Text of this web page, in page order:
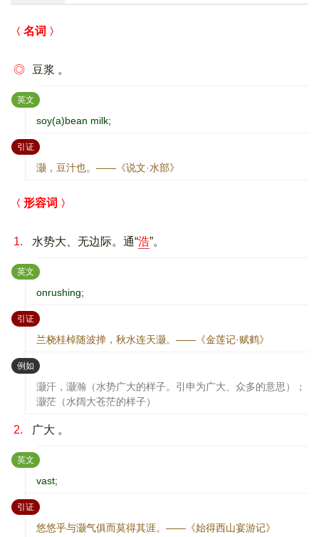
名词
◎ 豆浆 。
英文 ：
soy(a)bean milk;
引证：
灏，豆汁也。——《说文·水部》
形容词
1. 水势大、无边际。通“浩”。
英文 ：
onrushing;
引证：
兰桡桂棹随波掸，秋水连天灏。——《金莲记·赋鹤》
例如 ：
灏汗，灏瀚（水势广大的样子。引申为广大、众多的意思）；
灏茫（水阔大苍茫的样子）
2. 广大 。
英文 ：
vast;
引证：
悠悠乎与灏气俱而莫得其涯。——《始得西山宴游记》